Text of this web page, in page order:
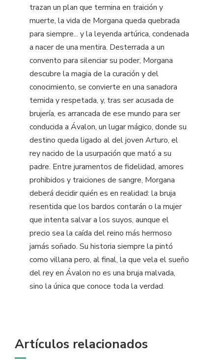
trazan un plan que termina en traición y
muerte, la vida de Morgana queda quebrada
para siempre... y la leyenda artúrica, condenada
a nacer de una mentira. Desterrada a un
convento para silenciar su poder, Morgana
descubre la magia de la curación y del
conocimiento, se convierte en una sanadora
temida y respetada, y, tras ser acusada de
brujería, es arrancada de ese mundo para ser
conducida a Ávalon, un lugar mágico, donde su
destino queda ligado al del joven Arturo, el
rey nacido de la usurpación que mató a su
padre. Entre juramentos de fidelidad, amores
prohibidos y traiciones de sangre, Morgana
deberá decidir quién es en realidad: la bruja
resentida que los bardos contarán o la mujer
que intenta salvar a los suyos, aunque el
precio sea la caída del reino más hermoso
jamás soñado. Su historia siempre la pintó
como villana pero, al final, la que vela el sueño
del rey en Ávalon no es una bruja malvada,
sino la única que conoce toda la verdad.
Artículos relacionados